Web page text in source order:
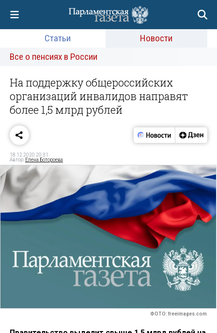
Статьи
Новости
Все о пенсиях в России
На поддержку общероссийских
организаций инвалидов направят
более 1,5 млрд рублей
18.12.2020 20:31
Автор: Елена Ботороева
ФОТО: freeimages.com